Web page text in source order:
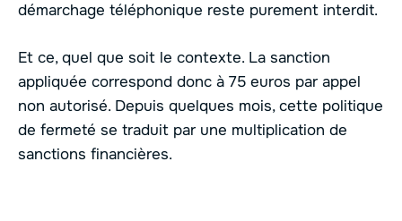
démarchage téléphonique reste purement interdit.
Et ce, quel que soit le contexte. La sanction
appliquée correspond donc à 75 euros par appel
non autorisé. Depuis quelques mois, cette politique
de fermeté se traduit par une multiplication de
sanctions financières.